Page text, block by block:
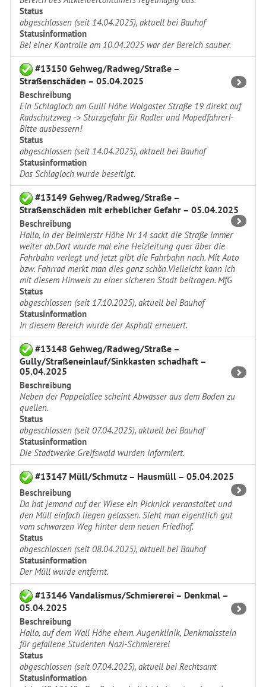
Status
abgeschlossen (seit 14.04.2025), aktuell bei Bauhof
Statusinformation
Bei einer Kontrolle am 10.04.2025 war der Bereich sauber.
#13150 Gehweg/Radweg/Straße –
Straßenschäden – 05.04.2025
Beschreibung
Ein Schlagloch am Gulli Höhe Wolgaster Straße 19 direkt auf
Radschutzweg -> Sturzgefahr für Radler und Mopedfahrer!-
Bitte ausbessern!
Status
abgeschlossen (seit 14.04.2025), aktuell bei Bauhof
Statusinformation
Das Schlagloch wurde beseitigt.
#13149 Gehweg/Radweg/Straße –
Straßenschäden mit erheblicher Gefahr – 05.04.2025
Beschreibung
Hallo, in der Beimlerstr Höhe Nr 14 sackt die Straße immer
weiter ab.Dort wurde mal eine Heizleitung quer über die
Fahrbahn verlegt und jetzt gibt die Fahrbahn nach. Mit Auto
bzw. Fahrrad merkt man dies ganz schön.Vielleicht kann ich
mit diesem Hinweis zu einer sicheren Stadt beitragen. MfG
Status
abgeschlossen (seit 17.10.2025), aktuell bei Bauhof
Statusinformation
In diesem Bereich wurde der Asphalt erneuert.
#13148 Gehweg/Radweg/Straße –
Gully/Straßeneinlauf/Sinkkasten schadhaft –
05.04.2025
Beschreibung
Neben der Pappelallee scheint Abwasser aus dem Boden zu
quellen.
Status
abgeschlossen (seit 07.04.2025), aktuell bei Bauhof
Statusinformation
Die Stadtwerke Greifswald wurden informiert.
#13147 Müll/Schmutz – Hausmüll – 05.04.2025
Beschreibung
Da hat jemand auf der Wiese ein Picknick veranstaltet und
den Müll einfach liegen gelassen. Sieht man eigentlich gut
vom schwarzen Weg hinter dem neuen Friedhof.
Status
abgeschlossen (seit 08.04.2025), aktuell bei Bauhof
Statusinformation
Der Müll wurde entfernt.
#13146 Vandalismus/Schmiererei – Denkmal –
05.04.2025
Beschreibung
Hallo, auf dem Wall Höhe ehem. Augenklinik, Denkmalsstein
für gefallene Studenten Nazi-Schmiererei
Status
abgeschlossen (seit 07.04.2025), aktuell bei Rechtsamt
Statusinformation